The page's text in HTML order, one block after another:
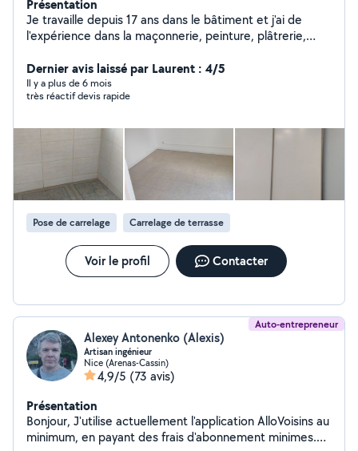
Présentation
Je travaille depuis 17 ans dans le bâtiment et j'ai de
l'expérience dans la maçonnerie, peinture, plâtrerie,
carrelage. Egalement je suis passionné et j'ai de
l'expérience dans la photographie.
Dernier avis laissé par Laurent : 4/5
Il y a plus de 6 mois
très réactif devis rapide
Pose de carrelage Carrelage de terrasse
Voir le profil Contacter
Auto-entrepreneur
Alexey Antonenko (Alexis)
Artisan ingénieur
Nice (Arenas-Cassin)
4,9/5 (73 avis)
Présentation
Bonjour, J'utilise actuellement l'application AlloVoisins au
minimum, en payant des frais d'abonnement minimes.